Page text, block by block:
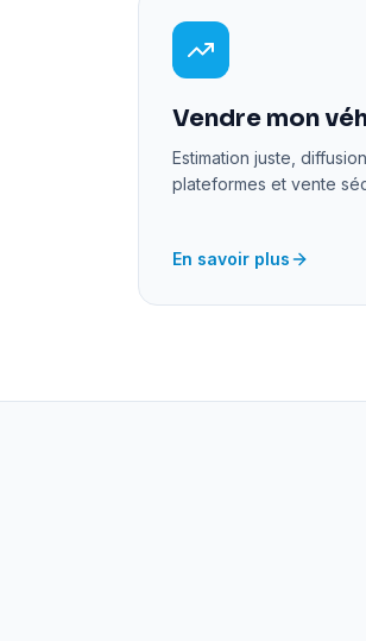
Vendre mon
Estimation juste,
plateformes et vente
En savoir plus